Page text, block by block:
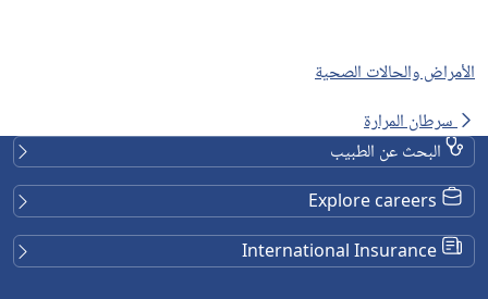
الأمراض والحالات الصحية
سرطان المرارة
البحث عن الطبيب